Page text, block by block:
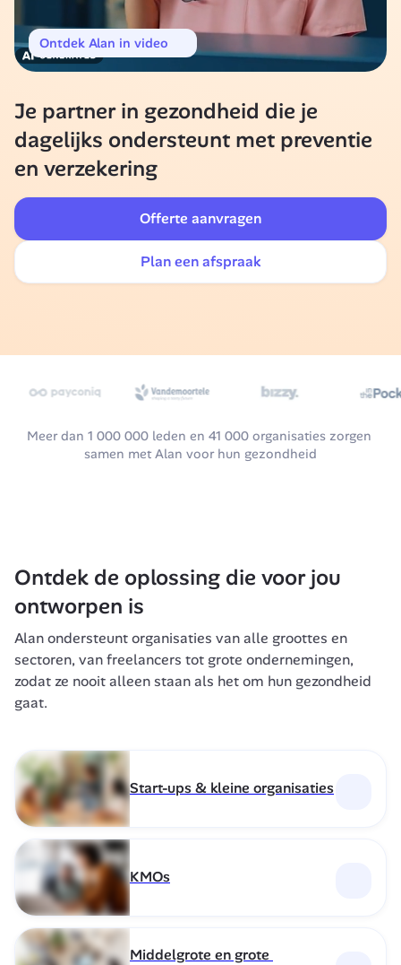
Ontdek Alan in video
Je partner in gezondheid die je
dagelijks ondersteunt met preventie
en verzekering
Offerte aanvragen
Plan een afspraak
Meer dan 1 000 000 leden en 41 000 organisaties zorgen
samen met Alan voor hun gezondheid
Ontdek de oplossing die voor jou
ontworpen is
Alan ondersteunt organisaties van alle groottes en
sectoren, van freelancers tot grote ondernemingen,
zodat ze nooit alleen staan als het om hun gezondheid
gaat.
Start-ups & kleine organisaties
KMOs
Middelgrote en grote